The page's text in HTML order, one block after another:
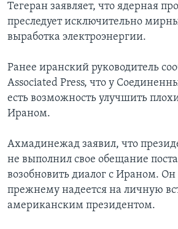
Тегеран заявляет, что ядерная
преследует исключительно
выработка электроэнергии.
Ранее иранский руководитель
Associated Press, что у
есть возможность улучшить
Ираном.
Ахмадинежад заявил, что
не выполнил свое обещание
возобновить диалог с Ираном. Он
прежнему надеется на личную
американским президентом.